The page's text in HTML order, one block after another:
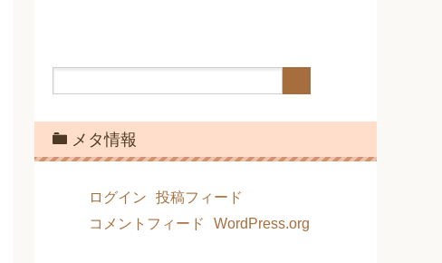
メタ情報
ログイン
投稿フィード
コメントフィード
WordPress.org